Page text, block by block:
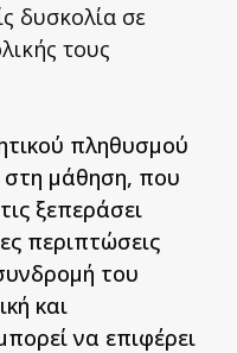
δυσκολία σε
τους
πληθυσμού
στη μάθηση, που
ξεπεράσει
περιπτώσεις
του
και
να επιφέρει